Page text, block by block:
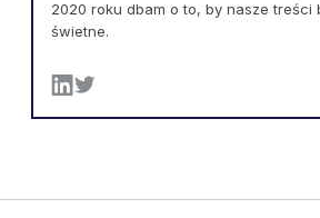
2020 roku dbam o to, by nasze treści
świetne.